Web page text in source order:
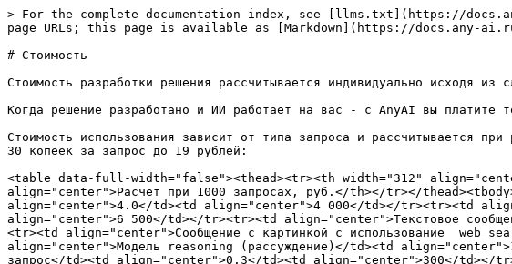
> For the complete documentation index, see [llms.txt](https://
page URLs; this page is available as [Markdown](https://docs.any-
# Стоимость
Стоимость разработки решения рассчитывается индивидуально исходя
Когда решение разработано и ИИ работает на вас - с AnyAI вы платите
Стоимость использования зависит от типа запроса и рассчитывается
30 копеек за запрос до 19 рублей:
<table data-full-width="false"><thead><tr><th width="312"
align="center">Расчет при 1000 запросах, руб.</th></tr></
align="center">4.0</td><td align="center">4 000</td></tr><tr><td
align="center">6 500</td></tr><tr><td align="center">Текстовое
<tr><td align="center">Сообщение с картинкой с использование
align="center">Модель reasoning (рассуждение)</td><td